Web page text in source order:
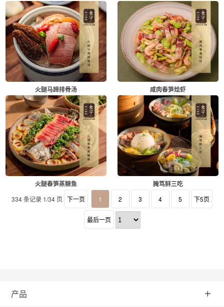
火腿马蹄排骨汤 咸肉春笋烩虾
火腿春笋蒸鳜鱼 腌笃鲜三吃
334 条记录 1/34 页 下一页 1 2 3 4 5 下5页
最后一页
产品